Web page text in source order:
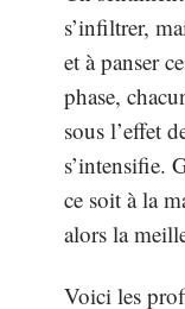
s’infiltrer,
et à panser
phase,
sous l’effet
s’intensifie.
ce soit à la
alors la
Voici les